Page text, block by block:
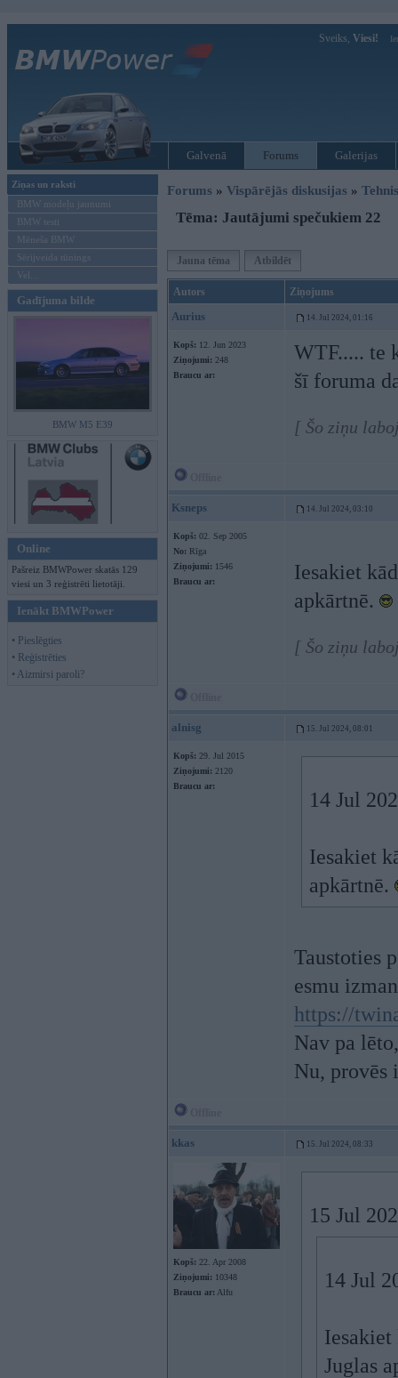
Sveiks, Viesi!
Galvenā Forums Galerijas
Ziņas un raksti
BMW modeļu jaunumi
BMW testi
Mēneša BMW
Sērijveida tūnings
Vel...
Gadījuma bilde
BMW M5 E39
Online
Pašreiz BMWPower skatās 129
viesi un 3 reģistrēti lietotāji.
Ienākt BMWPower
• Pieslēgties
• Reģistrēties
• Aizmirsi paroli?
Forums » Vispārējās diskusijas »
Tēma: Jautājumi spečukiem 22
Jauna tēma Atbildēt
Autors Ziņojums
Aurius 14. Jul 2024, 01:16
Kopš: 12. Jun 2023
Ziņojumi: 248
Braucu ar:
WTF..... te
šī foruma
[ Šo ziņu
Ksneps 14. Jul 2024, 03:10
Kopš: 02. Sep 2005
No: Rīga
Ziņojumi: 1546
Braucu ar:
Iesakiet
apkārtnē.
[ Šo ziņu
alnisg 15. Jul 2024, 08:01
Kopš: 29. Jul 2015
Ziņojumi: 2120
Braucu ar:
14 Jul
Iesakiet
apkārtnē.
Taustoties
esmu
https://
Nav pa
Nu, provēs
kkas 15. Jul 2024, 08:33
Kopš: 22. Apr 2008
Ziņojumi: 10348
Braucu ar: Alfu
15 Jul
14 Jul
Juglas